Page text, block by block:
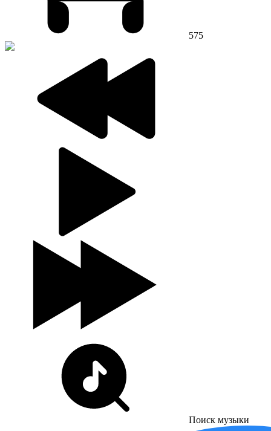
575
Поиск музыки